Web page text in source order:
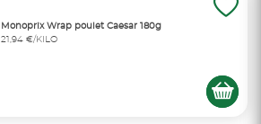
Monoprix Wrap poulet Caesar 180g
21,94 €/KILO